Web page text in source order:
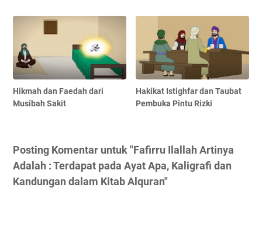
Hikmah dan Faedah dari
Musibah Sakit
Hakikat Istighfar dan Taubat
Pembuka Pintu Rizki
Posting Komentar untuk "Fafirru Ilallah Artinya
Adalah : Terdapat pada Ayat Apa, Kaligrafi dan
Kandungan dalam Kitab Alquran"